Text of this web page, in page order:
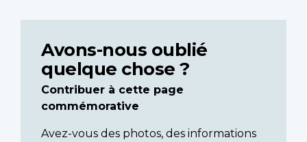
Avons-nous oublié
quelque chose ?
Contribuer à cette page
commémorative
Avez-vous des photos, des informations